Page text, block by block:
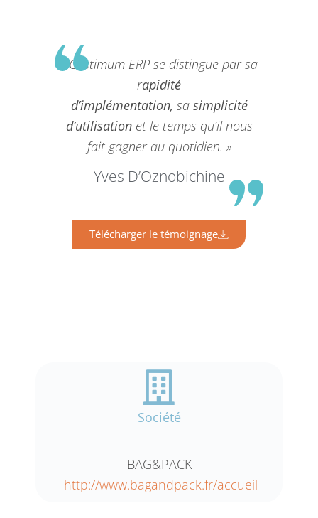
« Gestimum ERP se distingue par sa
rapidité
d’implémentation, sa simplicité
d’utilisation et le temps qu’il nous
fait gagner au quotidien. »
Yves D’Oznobichine
Télécharger le témoignage
Société
BAG&PACK
http://www.bagandpack.fr/accueil